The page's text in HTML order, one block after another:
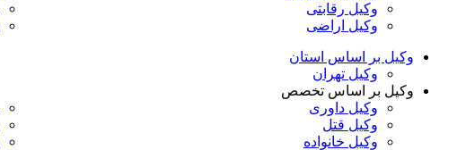
وکیل رقابتی
وکیل اراضی
وکیل بر اساس استان
وکیل تهران
وکیل بر اساس تخصص
وکیل داوری
وکیل قتل
وکیل خانواده